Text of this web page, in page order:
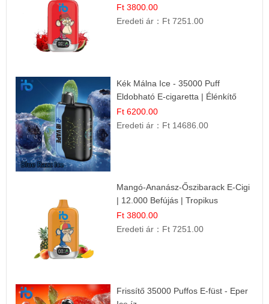
Íz
Ft 3800.00
Eredeti ár： Ft 7251.00
Kék Málna Ice - 35000 Puff
Eldobható E-cigaretta | Élénkítő
Gyümölcsös Frissesség!
Ft 6200.00
Eredeti ár： Ft 14686.00
Mangó-Ananász-Őszibarack E-Cigi
| 12.000 Befújás | Tropikus
Gyümölcs Íz
Ft 3800.00
Eredeti ár： Ft 7251.00
Frissítő 35000 Puffos E-füst - Eper